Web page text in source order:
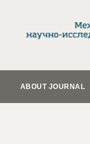
ABOUT JOURNAL